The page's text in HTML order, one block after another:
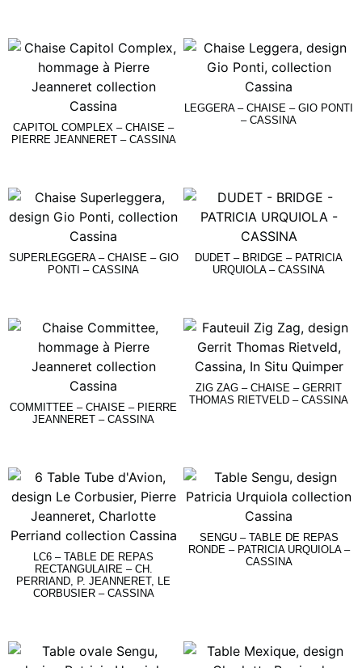
CAPITOL COMPLEX – CHAISE –
PIERRE JEANNERET – CASSINA
LEGGERA – CHAISE – GIO PONTI
– CASSINA
SUPERLEGGERA – CHAISE – GIO
PONTI – CASSINA
DUDET – BRIDGE – PATRICIA
URQUIOLA – CASSINA
COMMITTEE – CHAISE – PIERRE
JEANNERET – CASSINA
ZIG ZAG – CHAISE – GERRIT
THOMAS RIETVELD – CASSINA
LC6 – TABLE DE REPAS
RECTANGULAIRE – CH.
PERRIAND, P. JEANNERET, LE
CORBUSIER – CASSINA
SENGU – TABLE DE REPAS
RONDE – PATRICIA URQUIOLA –
CASSINA